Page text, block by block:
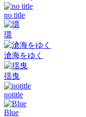
no title
環
滄海をゆく
揺曳
notitle
Blue